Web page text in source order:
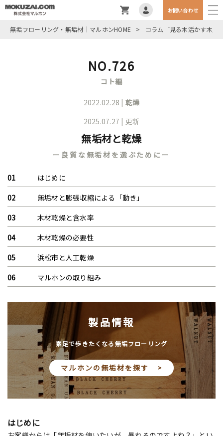
お問い合わせ
無垢フローリング・無垢材｜マルホンHOME > コラム「見る木活かす木」
NO.726
コト編
2022.02.28 | 乾燥
2025.07.27 | 更新
無垢材と乾燥
ー良質な無垢材を選ぶためにー
はじめに
無垢材と膨張収縮による「動き」
木材乾燥と含水率
木材乾燥の必要性
浜松市と人工乾燥
マルホンの取り組み
製品情報
素足で歩きたくなる無垢フローリング
マルホンの無垢材を探す >
はじめに